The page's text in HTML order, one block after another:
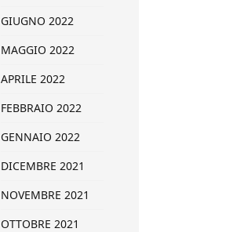
GIUGNO 2022
MAGGIO 2022
APRILE 2022
FEBBRAIO 2022
GENNAIO 2022
DICEMBRE 2021
NOVEMBRE 2021
OTTOBRE 2021